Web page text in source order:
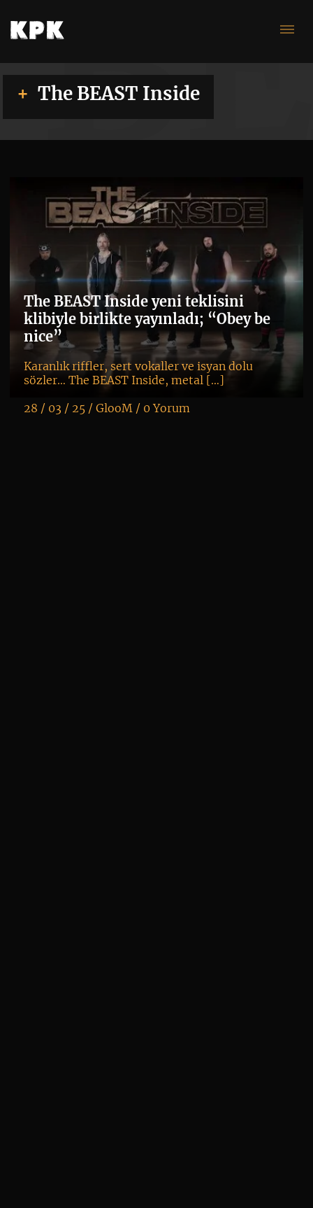
The BEAST Inside
The BEAST Inside yeni teklisini
klibiyle birlikte yayınladı; “Obey be
nice”
Karanlık riffler, sert vokaller ve isyan dolu
sözler… The BEAST Inside, metal […]
28 / 03 / 25 / GlooM/ 0 Yorum